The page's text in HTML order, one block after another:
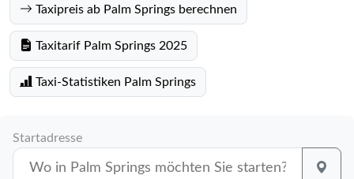
Taxipreis ab Palm Springs berechnen
Taxitarif Palm Springs 2025
Taxi-Statistiken Palm Springs
Startadresse